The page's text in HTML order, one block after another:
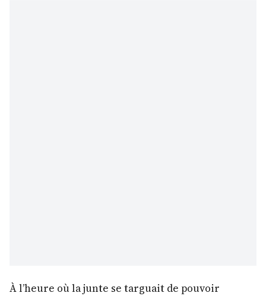
À l’heure où la junte se targuait de pouvoir